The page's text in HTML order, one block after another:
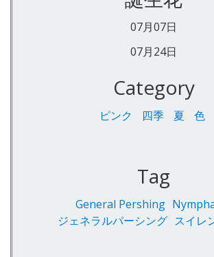
07月07日
07月24日
Category
ピンク 四季 夏 色
Tag
General Pershing
ジェネラルパーシング スイレ